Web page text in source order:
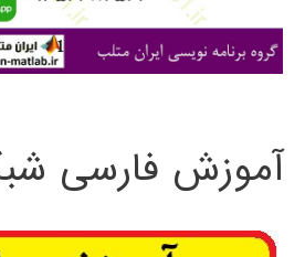
ی
آموزش فارسی